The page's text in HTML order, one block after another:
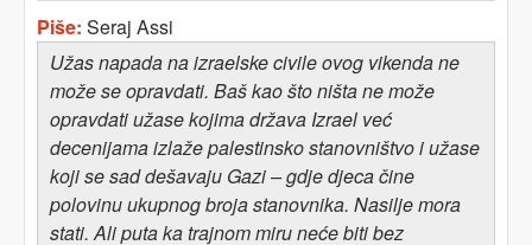
Piše: Seraj Assi
Užas napada na izraelske civile ovog vikenda ne
može se opravdati. Baš kao štoništane može
opravdati užase kojima država Izrael već
decenijama izlaže palestinsko stanovništvo i užase
koji sesad dešavaju Gazi – gdjedjeca čine
polovinu ukupnog broja stanovnika. Nasiljemora
stati. Ali putaka trajnom miruneće biti bez